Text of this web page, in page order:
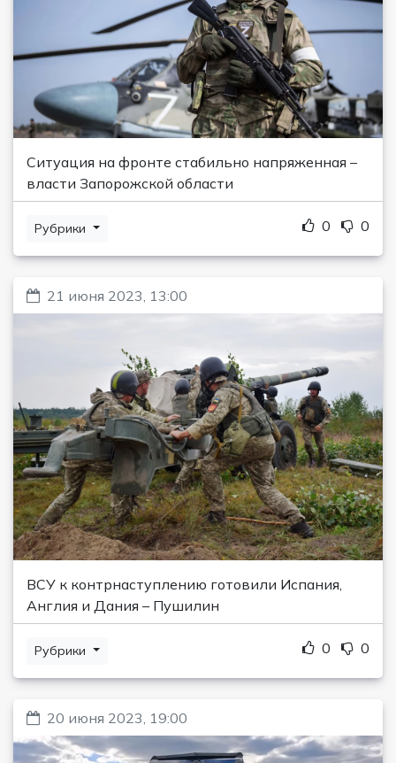
Ситуация на фронте стабильно напряженная –
власти Запорожской области
Рубрики 0 0
21 июня 2023, 13:00
ВСУ к контрнаступлению готовили Испания,
Англия и Дания – Пушилин
Рубрики 0 0
20 июня 2023, 19:00